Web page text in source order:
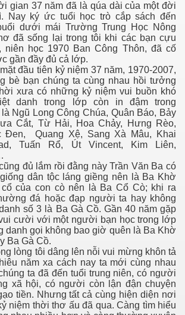
gian 37 năm đã là qúa dài của một đời
Nay ký ức tuổi học trò cắp sách đến
dưới mái Trường Trung Học Nông
đã sống lại trong tôi khi các bạn cựu
niên học 1970 Ban Công Thôn, đã cố
gần đầy đủ cả lớp.
đầu tiên kỷ niệm 37 năm, 1970-2007,
bè bạn chúng ta cùng nhau hồi tưởng
xưa có những kỷ niệm vui buồn khó
danh trong lớp còn in đậm trong
Ngũ Long Công Chúa, Quân Báo, Bảy
Cắt, Từ Hải, Hoa Chảy, Hưng Rèo,
Đen, Quang Xệ, Sang Xà Mâu, Khai
Tuấn Rổ, Út Vincent, Kim Liên,
đủ lắm rồi đằng này Trần Văn Ba có
dân tộc láng giềng nên là Ba Khờ
của con cò nên là Ba Cổ Cò; khi ra
đá hoặc đạp người ta hay không
số 3 là Ba Gà Cồ. Gần 40 năm gặp
cười với một người bạn học trong lớp
danh gọi không bao giờ quên là Ba Khờ
hay Ba Gà Cồ.
lòng tôi dâng lên nỗi vui mừng khôn tả
năm xa cách nay ta mới cùng nhau
ta đã đến tuổi trung niên, có người
xã hội, có người còn lận đận chuyện
tiền. Nhưng tất cả cùng hiện diện nơi
niệm thời thơ ấu đã qua. Càng tìm hiểu